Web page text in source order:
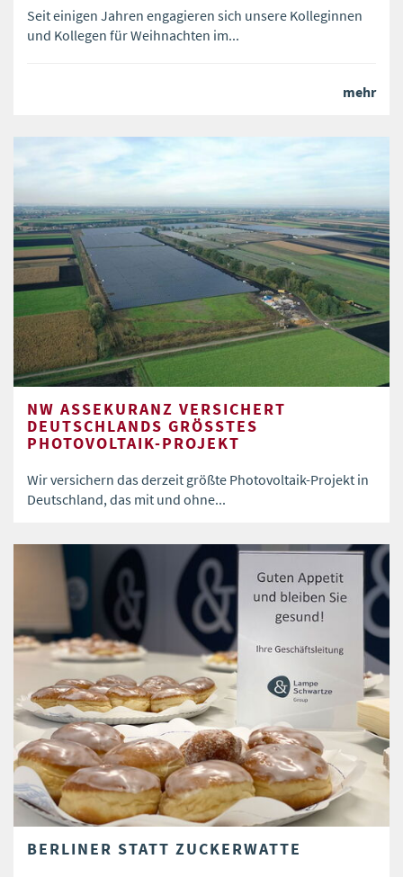
Seit einigen Jahren engagieren sich unsere Kolleginnen
und Kollegen für Weihnachten im...
mehr
NW ASSEKURANZ VERSICHERT
DEUTSCHLANDS GRÖSSTES P
HOTOVOLTAIK-PROJEKT
Wir versichern das derzeit größte Photovoltaik-Projekt in
Deutschland, das mit und ohne...
BERLINER STATT ZUCKERWATTE